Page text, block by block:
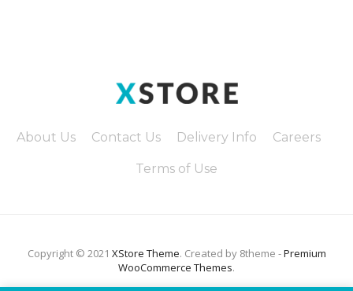
About Us Contact Us Delivery Info Careers
Terms of Use
Copyright © 2021 XStore Theme. Created by 8theme -Premium
WooCommerce Themes.